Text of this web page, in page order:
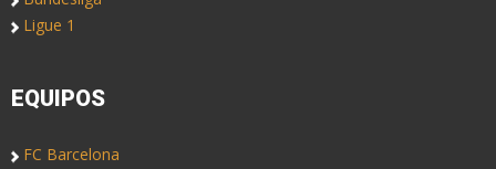
Ligue 1
EQUIPOS
FC Barcelona